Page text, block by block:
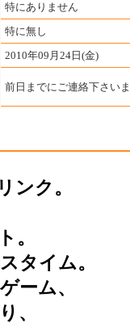
特にありません
特に無し
2010年09月24日(金)
前日までにご連絡下さい
ンク。
。
タイム。
ーム、
、